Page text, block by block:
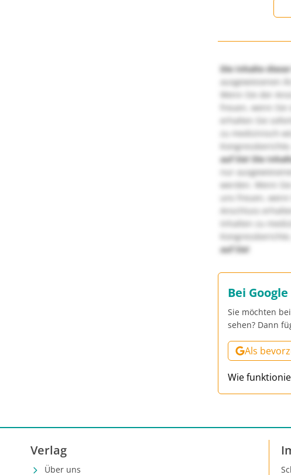
Die Inhalte
ausgewiesenen
Wenn Sie der
freuen, wenn
erhalten Sie
zu medizinisch-
auf Sie! Die
nur
werden. Wenn
uns freuen,
Anschluss
Inhalten zu
auf Sie!
Bei
Sie möchten
sehen? Dann
Als
Wie
Verlag
Über uns